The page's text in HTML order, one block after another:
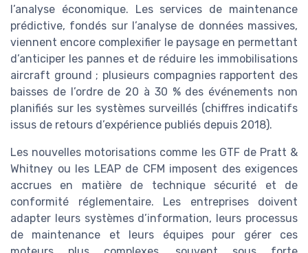
l’analyse économique. Les services de maintenance
prédictive, fondés sur l’analyse de données massives,
viennent encore complexifier le paysage en permettant
d’anticiper les pannes et de réduire les immobilisations
aircraft ground ; plusieurs compagnies rapportent des
baisses de l’ordre de 20 à 30 % des événements non
planifiés sur les systèmes surveillés (chiffres indicatifs
issus de retours d’expérience publiés depuis 2018).
Les nouvelles motorisations comme les GTF de Pratt &
Whitney ou les LEAP de CFM imposent des exigences
accrues en matière de technique sécurité et de
conformité réglementaire. Les entreprises doivent
adapter leurs systèmes d’information, leurs processus
de maintenance et leurs équipes pour gérer ces